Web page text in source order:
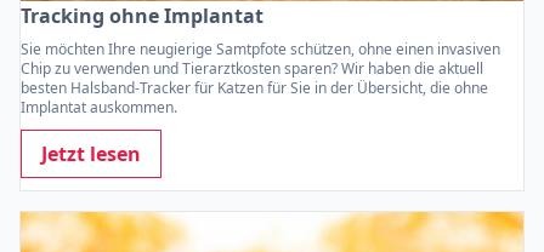
Tracking ohne Implantat
Sie möchten Ihre neugierige Samtpfote schützen, ohne einen invasiven
Chip zu verwenden und Tierarztkosten sparen? Wir haben die aktuell
besten Halsband-Tracker für Katzen für Sie in der Übersicht, die ohne
Implantat auskommen.
Jetzt lesen